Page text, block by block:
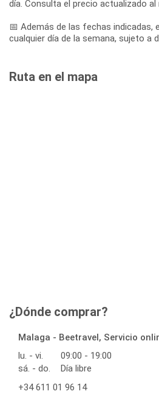
día. Consulta el precio actualizado al
📅 Además de las fechas indicadas,
cualquier día de la semana, sujeto a
Ruta en el mapa
¿Dónde comprar?
Malaga - Beetravel, Servicio
lu. - vi.
09:00 - 19:00
sá. - do.
Día libre
+34 611 01 96 14